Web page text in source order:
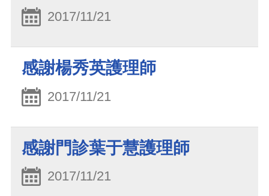
2017/11/21
感謝楊秀英護理師
2017/11/21
感謝門診葉于慧護理師
2017/11/21